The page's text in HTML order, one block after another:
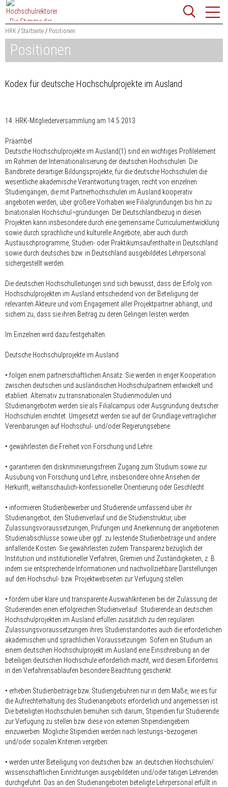
Zum
Content
springen
Suchbegriff
Suchen
HRK Startseite Positionen
Positionen
Kodex für deutsche Hochschulprojekte im Ausland
14. HRK-Mitgliederversammlung am 14.5.2013
Präambel
Deutsche Hochschulprojekte im Ausland(1) sind ein wichtiges Profilelement
im Rahmen der Internationalisierung der deutschen Hochschulen. Die
Bandbreite derartiger Bildungsprojekte, für die deutsche Hochschulen die
wesentliche akademische Verantwortung tragen, reicht von einzelnen
Studiengängen, die mit Partnerhochschulen im Ausland kooperativ
angeboten werden, über größere Vorhaben wie Filialgründungen bis hin zu
binationalen Hochschul¬gründungen. Der Deutschlandbezug in diesen
Projekten kann insbesondere durch eine gemeinsame Curriculumentwicklung
sowie durch sprachliche und kulturelle Angebote, aber auch durch
Austauschprogramme, Studien- oder Praktikumsaufenthalte in Deutschland
sowie durch deutsches bzw. in Deutschland ausgebildetes Lehrpersonal
sichergestellt werden.
Die deutschen Hochschulleitungen sind sich bewusst, dass der Erfolg von
Hochschulprojekten im Ausland entscheidend von der Beteiligung der
relevanten Akteure und vom Engagement aller Projektpartner abhängt, und
sichern zu, dass sie ihren Beitrag zu deren Gelingen leisten werden.
Im Einzelnen wird dazu festgehalten:
Deutsche Hochschulprojekte im Ausland
• folgen einem partnerschaftlichen Ansatz: Sie werden in enger Kooperation
zwischen deutschen und ausländischen Hochschulpartnern entwickelt und
etabliert. Alternativ zu transnationalen Studienmodulen und
Studienangeboten werden sie als Filialcampus oder Ausgründung deutscher
Hochschulen errichtet. Umgesetzt werden sie auf der Grundlage vertraglicher
Vereinbarungen auf Hochschul- und/oder Regierungsebene.
• gewährleisten die Freiheit von Forschung und Lehre.
• garantieren den diskriminierungsfreien Zugang zum Studium sowie zur
Ausübung von Forschung und Lehre, insbesondere ohne Ansehen der
Herkunft, weltanschaulich-konfessioneller Orientierung oder Geschlecht.
• informieren Studienbewerber und Studierende umfassend über ihr
Studienangebot, den Studienverlauf und die Studienstruktur, über
Zulassungsvoraussetzungen, Prüfungen und Anerkennung der angebotenen
Studienabschlüsse sowie über ggf. zu leistende Studienbeiträge und andere
anfallende Kosten. Sie gewährleisten zudem Transparenz bezüglich der
Institution und institutioneller Verfahren, Gremien und Zuständigkeiten, z. B.
indem sie entsprechende Informationen und nachvollziehbare Darstellungen
auf den Hochschul- bzw. Projektwebseiten zur Verfügung stellen.
• fördern über klare und transparente Auswahlkriterien bei der Zulassung der
Studierenden einen erfolgreichen Studienverlauf. Studierende an deutschen
Hochschulprojekten im Ausland erfüllen zusätzlich zu den regulären
Zulassungsvoraussetzungen ihres Studienstandortes auch die erforderlichen
akademischen und sprachlichen Voraussetzungen. Sofern ein Studium an
einem deutschen Hochschulprojekt im Ausland eine Einschreibung an der
beteiligen deutschen Hochschule erforderlich macht, wird diesem Erfordernis
in den Verfahrensabläufen besondere Beachtung geschenkt.
• erheben Studienbeiträge bzw. Studiengebühren nur in dem Maße, wie es für
die Aufrechterhaltung des Studienangebots erforderlich und angemessen ist.
Die beteiligten Hochschulen bemühen sich darum, Stipendien für Studierende
zur Verfügung zu stellen bzw. diese von externen Stipendiengebern
einzuwerben. Mögliche Stipendien werden nach leistungs¬bezogenen
und/oder sozialen Kriterien vergeben.
• werden unter Beteiligung von deutschen bzw. an deutschen Hochschulen/
wissenschaftlichen Einrichtungen ausgebildeten und/oder tätigen Lehrenden
durchgeführt. Das an den Studienangeboten beteiligte Lehrpersonal erfüllt in